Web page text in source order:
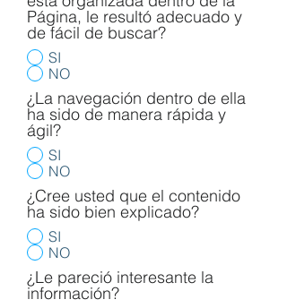
Página, le resultó adecuado y
de fácil de buscar?
SI
NO
¿La navegación dentro de ella
ha sido de manera rápida y
ágil?
SI
NO
¿Cree usted que el contenido
ha sido bien explicado?
SI
NO
¿Le pareció interesante la
información?